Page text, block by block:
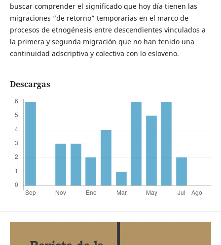
buscar comprender el significado que hoy día tienen las
migraciones “de retorno” temporarias en el marco de
procesos de etnogénesis entre descendientes vinculados a
la primera y segunda migración que no han tenido una
continuidad adscriptiva y colectiva con lo esloveno.
Descargas